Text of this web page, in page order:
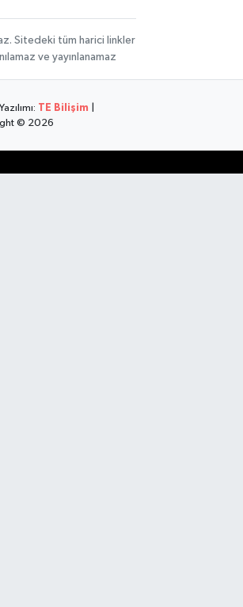
Sitedeki tüm harici linkler
ve yayınlanamaz
TE Bilişim
© 2026